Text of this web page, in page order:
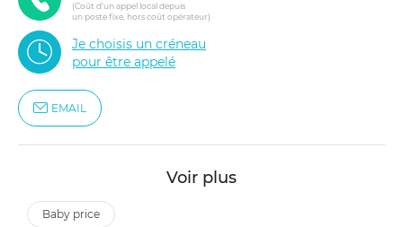
(Coût d'un appel local depuis
un poste fixe, hors coût opérateur)
Je choisis un créneau
pour être appelé
EMAIL
Voir plus
baby price